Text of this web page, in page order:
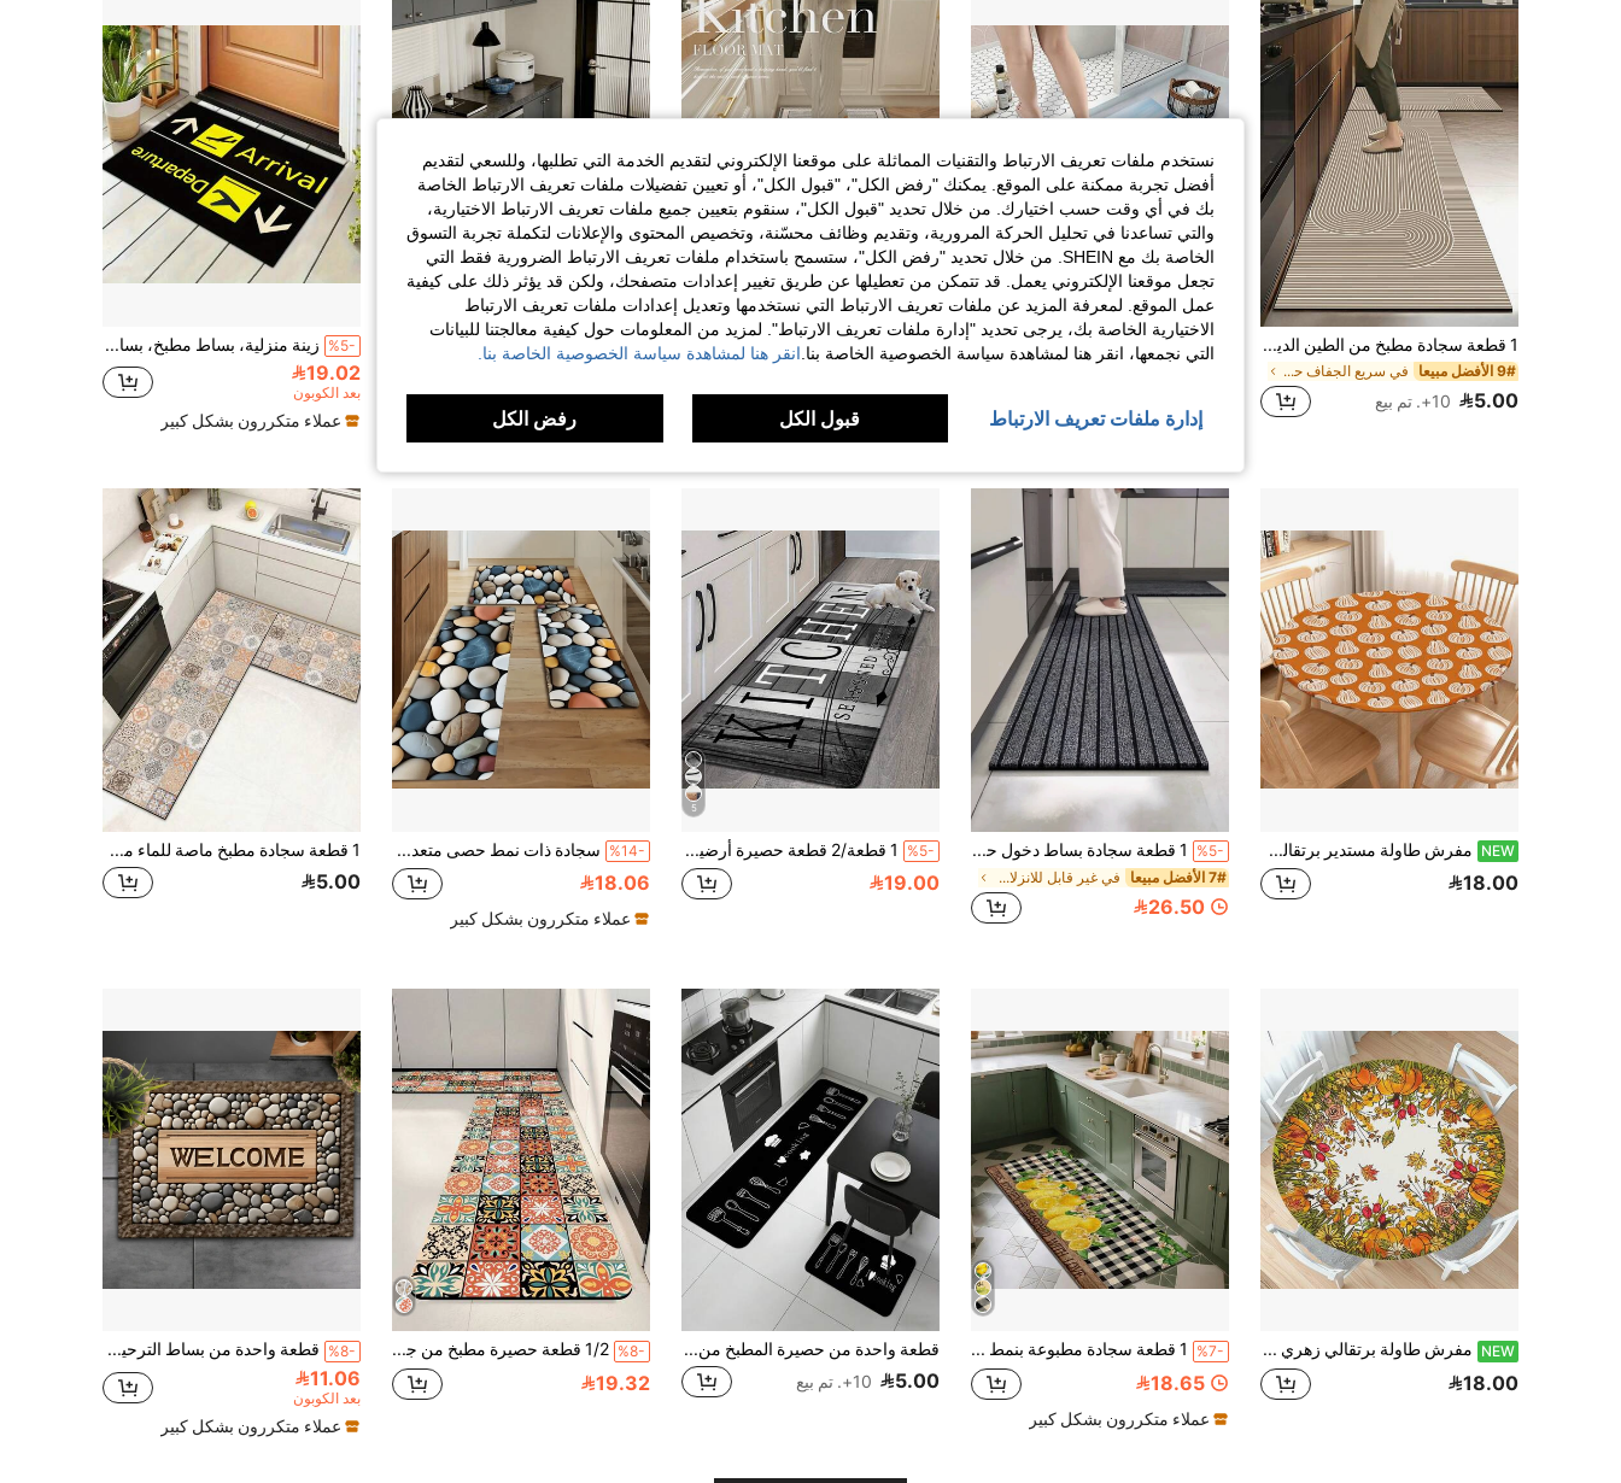
4.81
333
1 قطعة سجادة مطبخ من الطين الدياتومي بأسلوب وابي سابي، حلقة بيضاء منحنية خطوط هندسية مجردة، سمك 3.5 مم قابلة للقص، ماصة ومضادة للانزلاق ومقاومة للأوساخ، ديكور للمطبخ والحمام والمدخل وغرفة المعيشة، سجادة قدم للحمام والممر ومضادة للانزلاق للباب
9# الأفضل مبيعا في سريع الجفاف حصيرة المطبخ وبساط المطبخ
5.00 10+. تم بيع
%7-
قطعة واحدة لديكور المنزل، سجادة حمام ساحلي من السيليكون، سجادة مقاومة للانزلاق، سجادة ذات طراز أنيق لغرفة الغسيل والحمام، سجادة استحمام قابلة للغسيل بتصميم مدمج وجميل، اكسسوارات ديكور المنزل، أساسيات المنزل، ديكور أصداف البحر والنجوم البحرية
4
حصيرة مطبخية من السيليكون عالية الجودة ذات نمط هندسي 1قطعة، مسند مضاد للتعب غير قابل للانزلاق مع خصائص الجفاف السريع وامتصاص الماء، مناسب للمطبخ والحمام والمدخل وغرفة الغسيل إلخ.
19.32 20+. تم بيع 4.00
%5- زينة منزلية، بساط مطبخ، بساط ترحيب في بوابة الوصول والمغادرة للطائرة، بساط مداخل داخلي وخارجي، بساط أرضي قابل للغسيل، مناسب لزينة المنزل والسيارة والمطبخ والحمام والشرفة
19.02
بعد الكوبون
عملاء متكررون بشكل كبير
NEW مفرش طاولة مستدير برتقالي وأبيض بتصميم اليقطين لحصاد الخريف، مطاطي، يناسب طاولة الطعام مقاس 44-48 بوصة، مفرش قابل للمسح والغسيل، مناسب للنزهات والمطبخ وغرفة الطعام والاستخدام الخارجي
18.00
%5- 1 قطعة سجادة بساط دخول حصيرة أرضية مضادة للانزلاق بابات للمنزل والمطبخ، قابل للتخصيص
7# الأفضل مبيعا في غير قابل للانزلاق حصيرة المطبخ وبساط المطبخ
26.50
5
%5- 1 قطعة/2 قطعة حصيرة أرضية مطبوعة بنقشة خشبية داكنة كلاسيكية متعددة الاستخدامات للمطبخ، حصيرة أرضية مطبخ من رغوة الذاكرة عالية الارتداد ماصة للماء ومضادة للانزلاق، حصيرة أرضية للممر، مناسبة للمطبخ والحمام والممر والمدخل وغرفة الطعام وغيرها من حصائر أرضيات ديكور المنزل
19.00
%14- سجادة ذات نمط حصى متعدد الألوان قطعة واحدة، سجادة حمام بسيطة، بساط أرضية المطبخ، سجادة حمام، سجادة خارجية، سجادة حمام لديكور الحمام، بساط أرضية مطبخ مانع للانزلاق، سجادة حمام للمرحاض، بساط الباب
18.06
عملاء متكررون بشكل كبير
1 قطعة سجادة مطبخ ماصة للماء من المطاط الناعم، سمك 3.5 مم، سجادة ماصة للمساحات الكبيرة والصغيرة، بطراز بوهيمي فينتاج بألوان دافئة، مصنوعة من عشرات البلاطات المطبوعة بتصاميم زهور وهندسية ولفائف ومتعرجات، كل بلاطة بتفاصيل فريدة، غنية بالتفاصيل البصرية والانسجام، تخلق تأثير بلاطة مصنوعة يدويًا سجادة ديكور مستطيلة للغرفة
5.00
NEW مفرش طاولة برتقالي زهري خريفي، مرن، يناسب طاولة الطعام 44-48 بوصة، مناسب لعيد الشكر، تصميم إكليل اليقطين، قابل للمسح والغسيل، مناسب للنزهات والمطبخ وغرفة الطعام والاستخدام الخارجي
18.00
%7- 1 قطعة سجادة مطبوعة بنمط الليمون، حصيرة صوفية مزيفة - عالية الامتصاص، سهلة التنظيف، مناسبة لديكور المنزل، المزرعة، المدخل، الداخلي، الغرفة، المطبخ، غرفة الطعام، المكتب الصغير/المنزلي، الحوض، غرفة الغسيل، حصيرة الباب، حصيرة المطبخ، حصيرة مانعة للانزلاق
18.65
عملاء متكررون بشكل كبير
قطعة واحدة من حصيرة المطبخ من الطين الدياتومي، بنمط ظلال أدوات المطبخ باللونين الأسود والأبيض، بسمك 3.5 مم وقابلة للقص، ماصة للماء، مانعة للانزلاق، سهلة التنظيف، عالمية للمطبخ والحمام والمدخل وغرفة النوم والفناء والخارج
5.00 10+. تم بيع
%8- 1/2 قطعة حصيرة مطبخ من جل السيليكا، بنمط ريفي فاخر متعدد الألوان، بتصميم أنيق وفاخر، حصيرة مطبخ مبطنة مضادة للإرهاق، بسمك تقريبي 3 مم، حصيرة مطبخ ماصة وسجادة، حصيرة مطاطية ناعمة من جل السيليكا بسيطة، مناسبة للمطبخ والحمام ومدخل المنزل وغرفة الغسيل والمكتب وغرفة المعيشة وأماكن أخرى
19.32
%8- قطعة واحدة من بساط الترحيب الحجري غير الانزلاقي والقابل للغسل مع طباعة شعار "Wellcome" لمدخل المنزل، سجاد غير انزلاقي من الديتوميت مطبوع ثلاثي الأبعاد مناسب للمدخل وغرفة المعيشة والمطبخ والنوم والممرات والحمام وغرفة الغسيل، سجادة من البوليستر للديكور الداخلي والخارجي للمنزل
11.06
بعد الكوبون
عملاء متكررون بشكل كبير
نستخدم ملفات تعريف الارتباط والتقنيات المماثلة على موقعنا الإلكتروني لتقديم الخدمة التي تطلبها، وللسعي لتقديم
أفضل تجربة ممكنة على الموقع. يمكنك "رفض الكل"، "قبول الكل"، أو تعيين تفضيلات ملفات تعريف الارتباط الخاصة
بك في أي وقت حسب اختيارك. من خلال تحديد "قبول الكل"، سنقوم بتعيين جميع ملفات تعريف الارتباط الاختيارية،
والتي تساعدنا في تحليل الحركة المرورية، وتقديم وظائف محسّنة، وتخصيص المحتوى والإعلانات لتكملة تجربة التسوق
الخاصة بك مع SHEIN. من خلال تحديد "رفض الكل"، ستسمح باستخدام ملفات تعريف الارتباط الضرورية فقط التي
تجعل موقعنا الإلكتروني يعمل. قد تتمكن من تعطيلها عن طريق تغيير إعدادات متصفحك، ولكن قد يؤثر ذلك على كيفية
عمل الموقع. لمعرفة المزيد عن ملفات تعريف الارتباط التي نستخدمها وتعديل إعدادات ملفات تعريف الارتباط
الاختيارية الخاصة بك، يرجى تحديد "إدارة ملفات تعريف الارتباط". لمزيد من المعلومات حول كيفية معالجتنا للبيانات
التي نجمعها، انقر هنا لمشاهدة سياسة الخصوصية الخاصة بنا. انقر هنا لمشاهدة سياسة الخصوصية الخاصة بنا.
إدارة ملفات تعريف الارتباط قبول الكل رفض الكل